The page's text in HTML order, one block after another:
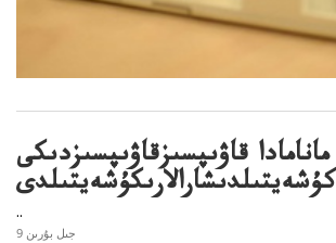
مانامادا قاۋىپسىزقاۋىپسىزدىكى
كۇشەيتىلدىشارالارىكۇشەيتىلدى
..
9 جىل بۇرىن